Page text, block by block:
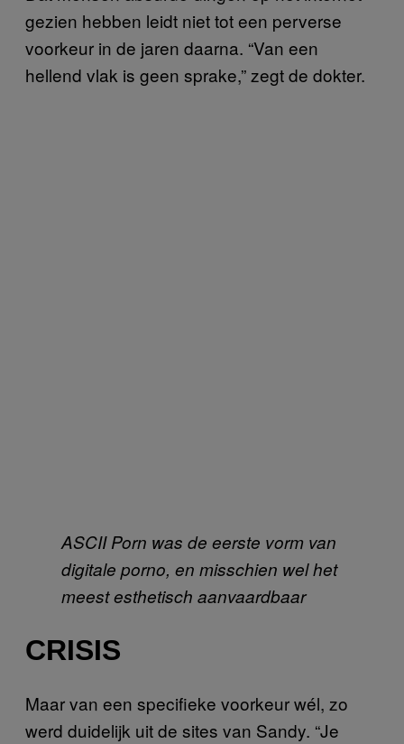
gezien hebben leidt niet tot een perverse
voorkeur in de jaren daarna. “Van een
hellend vlak is geen sprake,” zegt de dokter.
ASCII Porn was de eerste vorm van
digitale porno, en misschien wel het
meestesthetisch aanvaardbaar
CRISIS
Maar van een specifieke voorkeur wél, zo
werd duidelijk uit de sites van Sandy. “Je